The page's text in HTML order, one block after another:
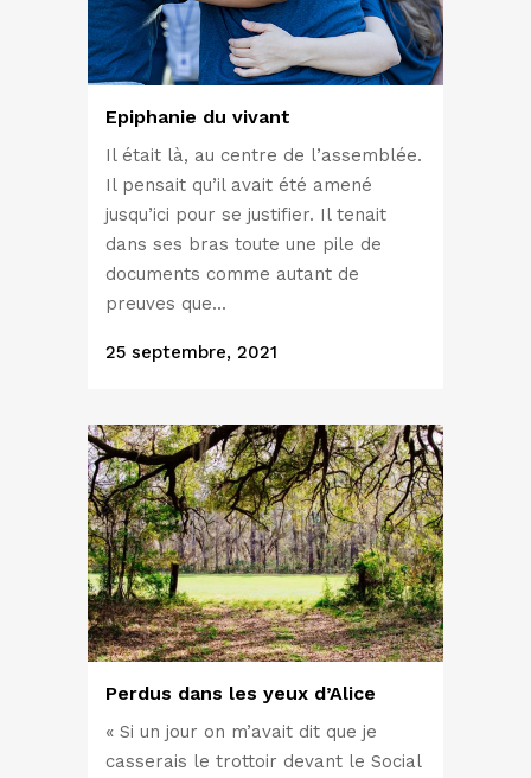
Epiphanie du vivant
Il était là, au centre de l’assemblée.
Il pensait qu’il avait été amené
jusqu’ici pour se justifier. Il tenait
dans ses bras toute une pile de
documents comme autant de
preuves que...
25 septembre, 2021
Perdus dans les yeux d’Alice
« Si un jour on m’avait dit que je
casserais le trottoir devant le Social